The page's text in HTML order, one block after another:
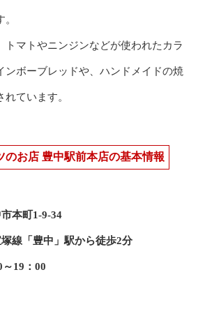
トマトやニンジンなどが使われたカラ
ンボーブレッドや、ハンドメイドの焼
ています。
のお店 豊中駅前本店の基本情報
本町1-9-34
線「豊中」駅から徒歩2分
19：00